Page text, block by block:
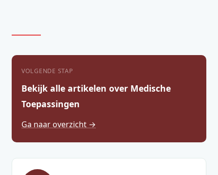
VOLGENDE STAP
Bekijk alle artikelen over Medische
Toepassingen
Ga naar overzicht →